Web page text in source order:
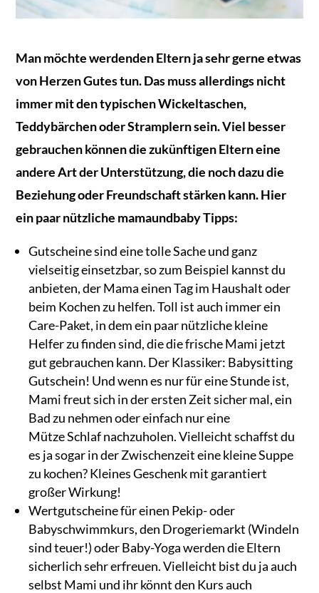
Man möchte werdenden Eltern ja sehr gerne etwas
von Herzen Gutes tun. Das muss allerdings nicht
immer mit den typischen Wickeltaschen,
Teddybärchen oder Stramplern sein. Viel besser
gebrauchen können die zukünftigen Eltern eine
andere Art der Unterstützung, die noch dazu die
Beziehung oder Freundschaft stärken kann. Hier
ein paar nützliche mamaundbaby Tipps:
Gutscheine sind eine tolle Sache und ganz
vielseitig einsetzbar, so zum Beispiel kannst du
anbieten, der Mama einen Tag im Haushalt oder
beim Kochen zu helfen. Toll ist auch immer ein
Care-Paket, in dem ein paar nützliche kleine
Helfer zu finden sind, die die frische Mami jetzt
gut gebrauchen kann. Der Klassiker: Babysitting
Gutschein! Und wenn es nur für eine Stunde ist,
Mami freut sich in der ersten Zeit sicher mal, ein
Bad zu nehmen oder einfach nur eine
Mütze Schlaf nachzuholen. Vielleicht schaffst du
es ja sogar in der Zwischenzeit eine kleine Suppe
zu kochen? Kleines Geschenk mit garantiert
großer Wirkung!
Wertgutscheine für einen Pekip- oder
Babyschwimmkurs, den Drogeriemarkt (Windeln
sind teuer!) oder Baby-Yoga werden die Eltern
sicherlich sehr erfreuen. Vielleicht bist du ja auch
selbst Mami und ihr könnt den Kurs auch